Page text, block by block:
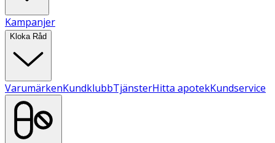
Kampanjer
Kloka Råd
VarumärkenKundklubbTjänsterHitta apotekKundservice